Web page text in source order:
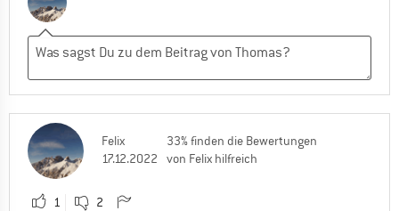
Felix
17.12.2022
33% finden die Bewertungen
von Felix hilfreich
1 2